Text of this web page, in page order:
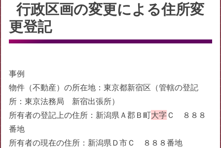
行政区画の変更による住所変
更登記
事例
物件（不動産）の所在地：東京都新宿区（管轄の登記
所：東京法務局 新宿出張所）
所有者の登記上の住所：新潟県Ａ郡Ｂ町大字Ｃ ８８８
番地
所有者の現在の住所：新潟県Ｄ市Ｃ ８８８番地